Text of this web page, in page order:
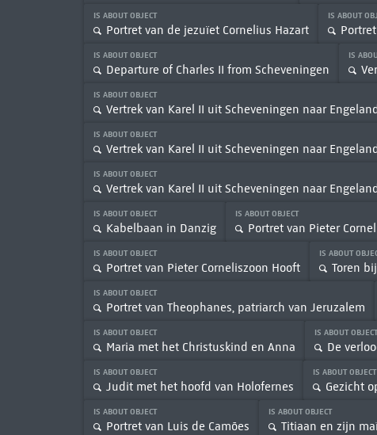
IS ABOUT OBJECT
Portret van de jezuïet Cornelius Hazart
IS ABOUT
IS ABOUT OBJECT
Departure of Charles II from Scheveningen
IS
IS ABOUT OBJECT
Vertrek van Karel II uit Scheveningen naar
IS ABOUT OBJECT
Vertrek van Karel II uit Scheveningen naar
IS ABOUT OBJECT
Vertrek van Karel II uit Scheveningen naar
IS ABOUT OBJECT
Kabelbaan in Danzig
IS ABOUT OBJECT
Portret van Pieter
IS ABOUT OBJECT
Portret van Pieter Corneliszoon Hooft
IS ABOUT
Toren
IS ABOUT OBJECT
Portret van Theophanes, patriarch van Jeruzalem
IS ABOUT OBJECT
Maria met het Christuskind en Anna
IS ABOUT
De
IS ABOUT OBJECT
Judit met het hoofd van Holofernes
IS ABOUT OBJECT
Gezicht
IS ABOUT OBJECT
Portret van Luis de Camões
IS ABOUT OBJECT
Titiaan en zijn